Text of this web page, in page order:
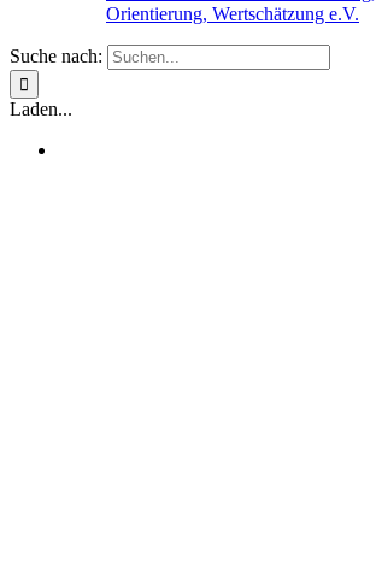
Orientierung, Wertschätzung e.V.
Suche nach:
Laden...